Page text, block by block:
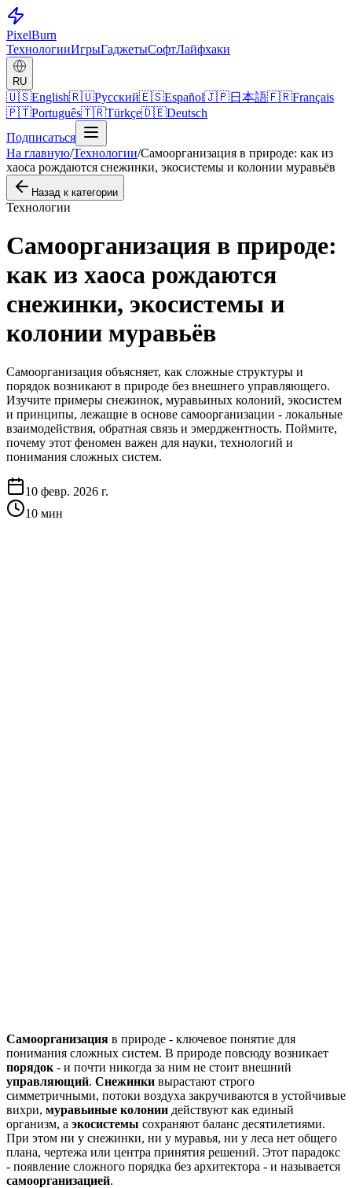
PixelBurn
ТехнологииИгрыГаджетыСофтЛайфхаки
RU
🇺🇸English🇷🇺Русский🇪🇸Español🇯🇵日本語🇫🇷Français
🇵🇹Português🇹🇷Türkçe🇩🇪Deutsch
Подписаться
На главную/Технологии/Самоорганизация в природе: как из
хаоса рождаются снежинки, экосистемы и колонии муравьёв
Назад к категории
Технологии
Самоорганизация в природе:
как из хаоса рождаются
снежинки, экосистемы и
колонии муравьёв
Самоорганизация объясняет, как сложные структуры и
порядок возникают в природе без внешнего управляющего.
Изучите примеры снежинок, муравьиных колоний, экосистем
и принципы, лежащие в основе самоорганизации - локальные
взаимодействия, обратная связь и эмерджентность. Поймите,
почему этот феномен важен для науки, технологий и
понимания сложных систем.
10 февр. 2026 г.
10 мин
Самоорганизация в природе - ключевое понятие для
понимания сложных систем. В природе повсюду возникает
порядок - и почти никогда за ним не стоит внешний
управляющий. Снежинки вырастают строго
симметричными, потоки воздуха закручиваются в устойчивые
вихри, муравьиные колонии действуют как единый
организм, а экосистемы сохраняют баланс десятилетиями.
При этом ни у снежинки, ни у муравья, ни у леса нет общего
плана, чертежа или центра принятия решений. Этот парадокс
- появление сложного порядка без архитектора - и называется
самоорганизацией.